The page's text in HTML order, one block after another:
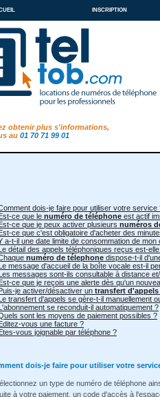
inscription
obtenir plus s'informations,
au 01 70 71 99 01
dois-je faire pour utiliser votre service
ce que le numéro de téléphone est actif
ce que je peux activer plusieurs numéros
ce que c'est obligatoire d'acheter des
a-t-il une date limite de consommation de
détail des appels téléphoniques reçus est-
numéro de télephone dispose-t-il
message d'accueil de la boîte vocale est-il
messages sont-ils consultable à distance
ce que je reçois une alerte dès qu'un
je activer/désactiver un transfert d'appels
transfert d'appels se gère-t-il manuellement
se reconduit-il automatiquement ?
sont les moyens de paiement possibles ?
vous une facture ?
vous joignable par téléphone ?
dois-je faire pour utiliser votre
un type de numéro de téléphone
à votre paiement, un code d'accès à